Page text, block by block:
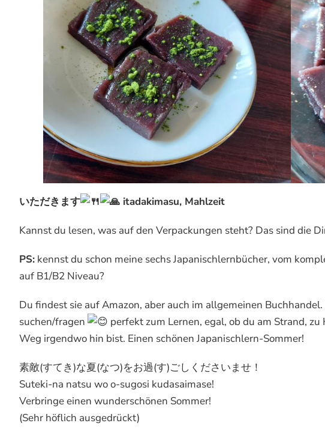
いただきます itadakimasu, Mahlzeit
Kannst du lesen, was auf den Verpackungen steht? Das sind die
PS: kennst du schon meine sechs Japanischlernbücher, vom
auf B1/B2 Niveau?
Du findest sie auf Amazon, aber auch im allgemeinen
suchen/fragen
perfekt zum Lernen, egal, ob du am Strand,
Weg irgendwo hin bist. Einen schönen Japanischlern-Sommer!
素敵(すてき)な夏(なつ)をお過(す)ごしくださいませ！
Suteki-na natsu wo o-sugosi kudasaimase!
Verbringe einen wunderschönen Sommer!
(Sehr höflich ausgedrückt)